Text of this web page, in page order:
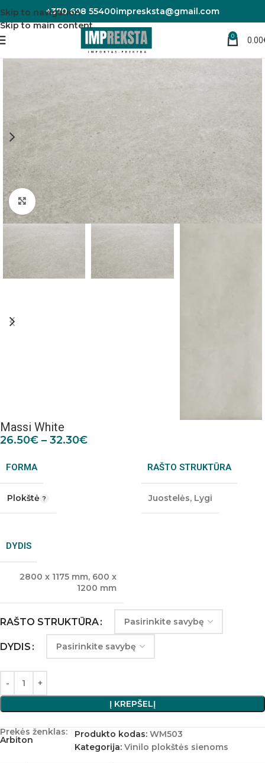
Skip to navigation
Skip to main content
+370 698 55400impresksta@gmail.com
0 0.00
Pradžia Sienų plokštės Vinilo plokštės sienoms
Padidinti nuotrauką
Massi White
26.50€ – 32.30€
FORMA
Plokštė
RAŠTO STRUKTŪRA
Juostelės, Lygi
DYDIS
2800 x 1175 mm, 600 x
1200 mm
RAŠTO STRUKTŪRA
DYDIS
Į KREPŠELĮ
Prekės ženklas:
Arbiton
Produkto kodas:WM503
Kategorija: Vinilo plokštės sienoms